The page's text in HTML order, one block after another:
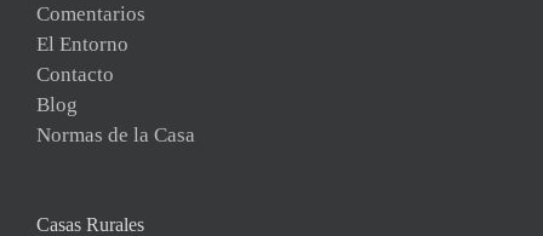
Comentarios
El Entorno
Contacto
Blog
Normas de la Casa
Casas Rurales